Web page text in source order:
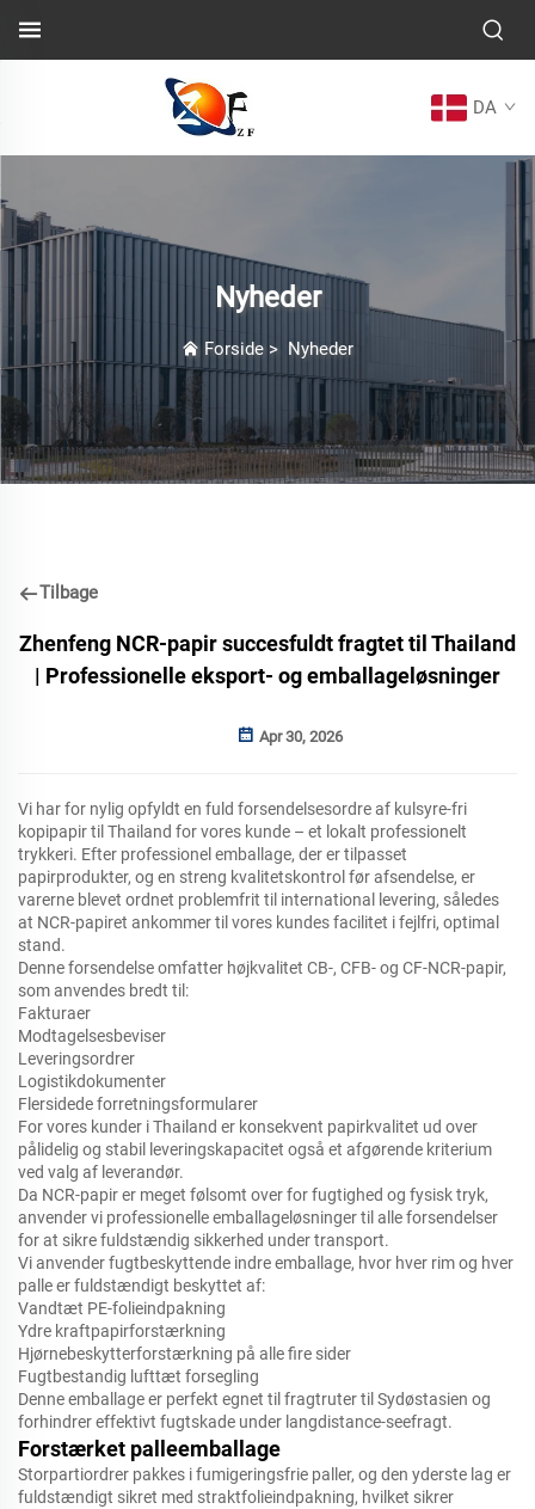
DA
Nyheder
Forside > Nyheder
Tilbage
Zhenfeng NCR-papir succesfuldt fragtet til Thailand
| Professionelle eksport- og emballageløsninger
Apr 30, 2026
Vi har for nylig opfyldt en fuld forsendelsesordre af kulsyre-fri
kopipapir til Thailand for vores kunde – et lokalt professionelt
trykkeri. Efter professionel emballage, der er tilpasset
papirprodukter, og en streng kvalitetskontrol før afsendelse, er
varerne blevet ordnet problemfrit til international levering, således
at NCR-papiret ankommer til vores kundes facilitet i fejlfri, optimal
stand.
Denne forsendelse omfatter højkvalitet CB-, CFB- og CF-NCR-papir,
som anvendes bredt til:
Fakturaer
Modtagelsesbeviser
Leveringsordrer
Logistikdokumenter
Flersidede forretningsformularer
For vores kunder i Thailand er konsekvent papirkvalitet ud over
pålidelig og stabil leveringskapacitet også et afgørende kriterium
ved valg af leverandør.
Da NCR-papir er meget følsomt over for fugtighed og fysisk tryk,
anvender vi professionelle emballageløsninger til alle forsendelser
for at sikre fuldstændig sikkerhed under transport.
Vi anvender fugtbeskyttende indre emballage, hvor hver rim og hver
palle er fuldstændigt beskyttet af:
Vandtæt PE-folieindpakning
Ydre kraftpapirforstærkning
Hjørnebeskytterforstærkning på alle fire sider
Fugtbestandig lufttæt forsegling
Denne emballage er perfekt egnet til fragtruter til Sydøstasien og
forhindrer effektivt fugtskade under langdistance-seefragt.
Forstærket palleemballage
Storpartiordrer pakkes i fumigeringsfrie paller, og den yderste lag er
fuldstændigt sikret med straktfolieindpakning, hvilket sikrer